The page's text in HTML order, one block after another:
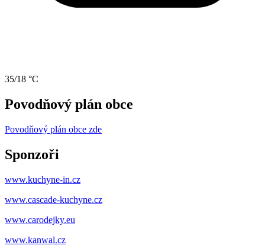
35/18 °C
Povodňový plán obce
Povodňový plán obce zde
Sponzoři
www.kuchyne-in.cz
www.cascade-kuchyne.cz
www.carodejky.eu
www.kanwal.cz